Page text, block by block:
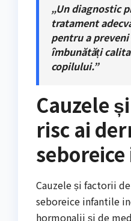
„Un diagnostic
tratament
pentru a
îmbunătăți
copilului.”
Cauzele
risc ai
Cauzele și factorii
seboreice infantile
hormonalii și de